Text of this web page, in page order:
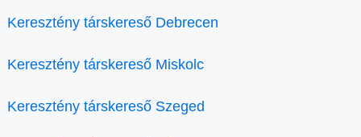
Keresztény társkereső Debrecen
Keresztény társkereső Miskolc
Keresztény társkereső Szeged